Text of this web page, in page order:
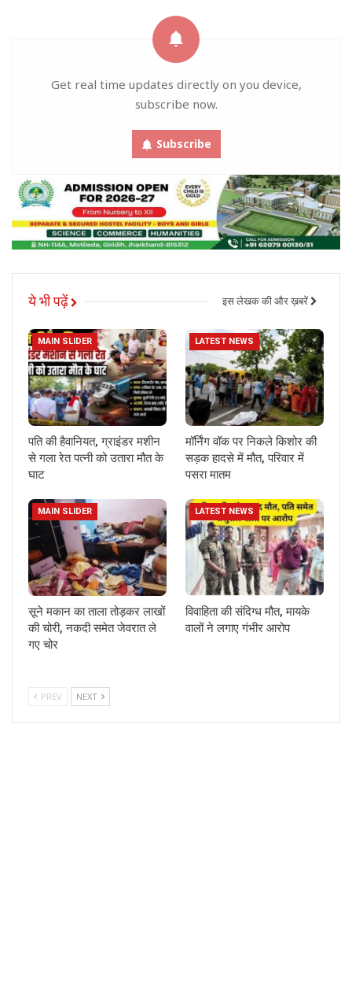
Get real time updates directly on you device,
subscribe now.
Subscribe
ये भी पढ़ें इस लेखक की और ख़बरें
MAIN SLIDER
पति की हैवानियत, ग्राइंडर मशीन
से गला रेत पत्नी को उतारा मौत के
घाट
LATEST NEWS
मॉर्निंग वॉक पर निकले किशोर की
सड़क हादसे में मौत, परिवार में
पसरा मातम
MAIN SLIDER
सूने मकान का ताला तोड़कर लाखों
की चोरी, नकदी समेत जेवरात ले
गए चोर
LATEST NEWS
विवाहिता की संदिग्ध मौत, मायके
वालों ने लगाए गंभीर आरोप
PREV NEXT